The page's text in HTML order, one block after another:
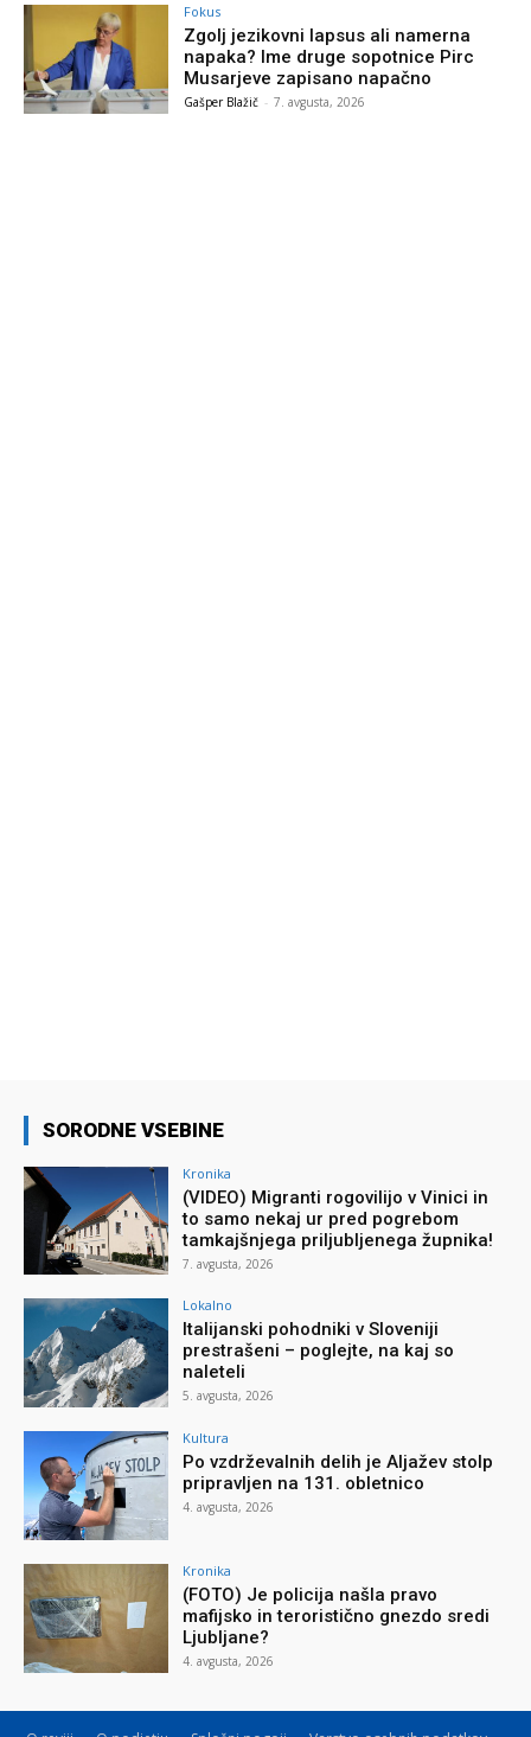
Fokus
Zgolj jezikovni lapsus ali namerna
napaka? Ime druge sopotnice Pirc
Musarjeve zapisano napačno
Gašper Blažič - 7. avgusta, 2026
SORODNE VSEBINE
Kronika
(VIDEO) Migranti rogovilijo v Vinici in
to samo nekaj ur pred pogrebom
tamkajšnjega priljubljenega župnika!
7. avgusta, 2026
Lokalno
Italijanski pohodniki v Sloveniji
prestrašeni – poglejte, na kaj so
naleteli
5. avgusta, 2026
Kultura
Po vzdrževalnih delih je Aljažev stolp
pripravljen na 131. obletnico
4. avgusta, 2026
Kronika
(FOTO) Je policija našla pravo
mafijsko in teroristično gnezdo sredi
Ljubljane?
4. avgusta, 2026